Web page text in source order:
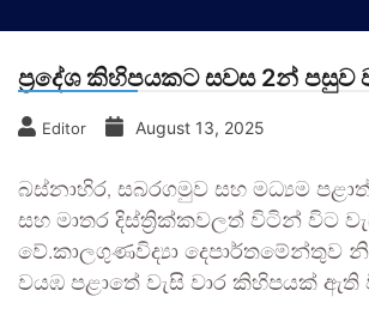
ප්‍රදේශ කිහිපයකට සවස 2න් පසුව
Editor August 13, 2025
බස්නාහිර, සබරගමුව සහ මධ්‍යම
සහ මාතර දිස්ත්‍රික්කවලත් විටින් විට
වේ.කාලගුණවිද්‍යා දෙපාර්තමේන්තුව
වයඹ පළාතේ වැසි වාර කිහිපයක් ඇති